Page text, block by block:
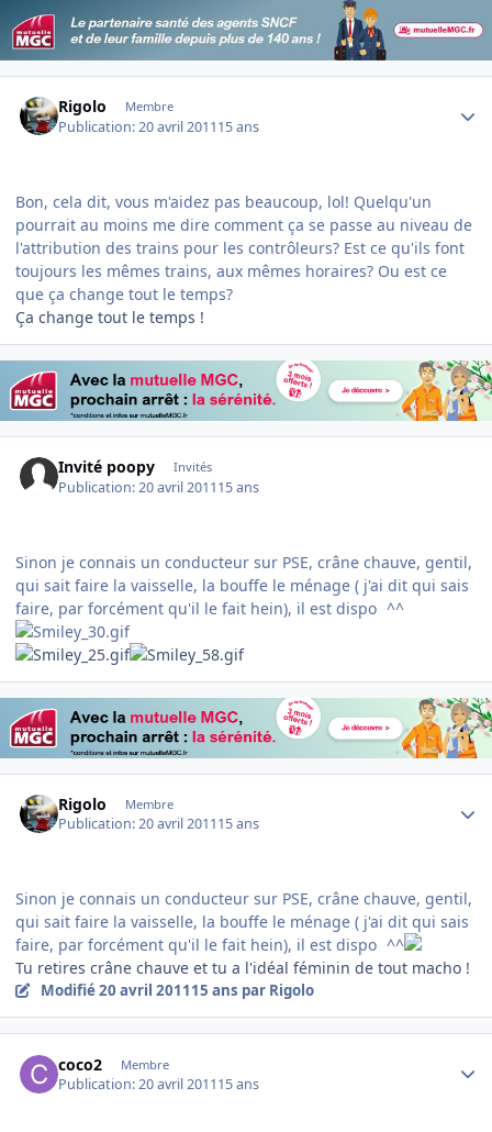
Rigolo Membre
Publication:20 avril 201115 ans
Bon, cela dit, vous m'aidez pas beaucoup, lol! Quelqu'un
pourrait au moins me dire comment ça se passe au niveau de
l'attribution des trains pour les contrôleurs? Est ce qu'ils font
toujours les mêmes trains, aux mêmes horaires? Ou est ce
que ça change tout le temps?
Ça change tout le temps !
Invité poopy Invités
Publication:20 avril 201115 ans
Sinon je connais un conducteur sur PSE, crâne chauve, gentil,
qui sait faire la vaisselle, la bouffe le ménage ( j'ai dit qui sais
faire, par forcément qu'il le fait hein), il est dispo ^^
Rigolo Membre
Publication:20 avril 201115 ans
Sinon je connais un conducteur sur PSE, crâne chauve, gentil,
qui sait faire la vaisselle, la bouffe le ménage ( j'ai dit qui sais
faire, par forcément qu'il le fait hein), il est dispo ^^
Tu retires crâne chauve et tu a l'idéal féminin de tout macho !
Modifié20 avril 201115 ans par Rigolo
coco2 Membre
Publication:20 avril 201115 ans